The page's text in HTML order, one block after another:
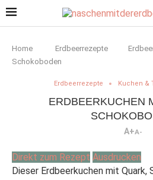
Home Erdbeerrezepte
Schokoboden
Erdbeerrezepte Kuchen &
ERDBEERKUCHEN
A+A-
Direkt zum Rezept Ausdrucken
Dieser Erdbeerkuchen mit Quark,